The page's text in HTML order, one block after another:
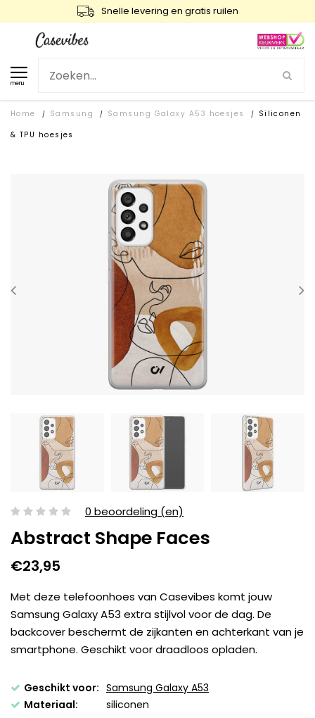
Snelle levering en gratis ruilen
menu
Home / Samsung / Samsung Galaxy A53 hoesjes /
Siliconen
& TPU hoesjes
0 beoordeling (en)
Abstract Shape Faces
€23,95
Met deze telefoonhoes van Casevibes komt jouw
Samsung Galaxy A53 extra stijlvol voor de dag. De
backcover beschermt de zijkanten en achterkant van je
smartphone. Geschikt voor draadloos opladen.
Geschikt voor: Samsung Galaxy A53
Materiaal:
siliconen